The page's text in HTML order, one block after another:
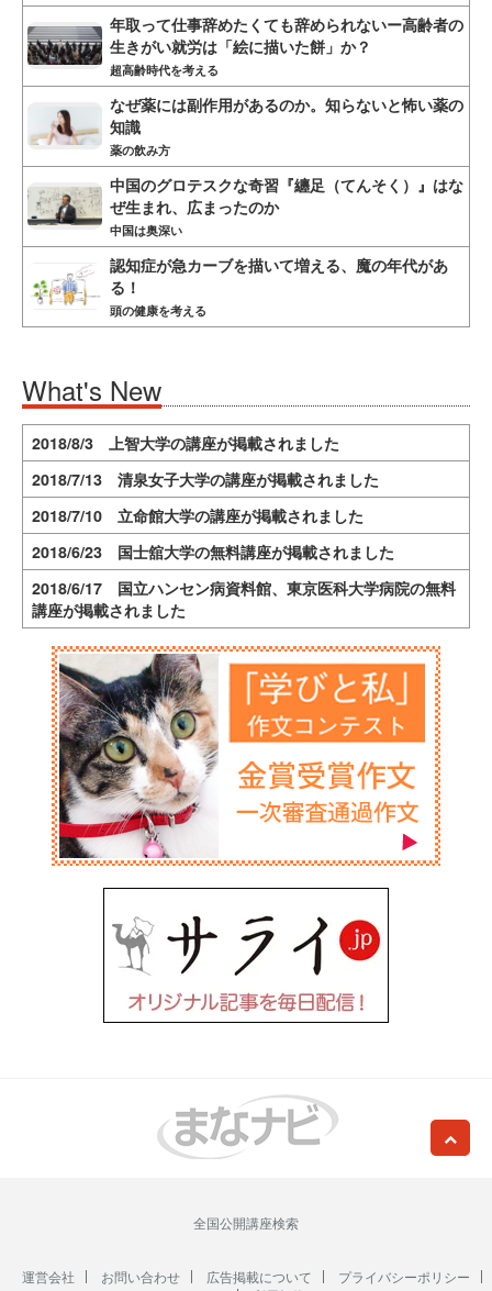
年取って仕事辞めたくても辞められないー高齢者の
生きがい就労は「絵に描いた餅」か？
超高齢時代を考える
なぜ薬には副作用があるのか。知らないと怖い薬の
知識
薬の飲み方
中国のグロテスクな奇習『纏足（てんそく）』はな
ぜ生まれ、広まったのか
中国は奥深い
認知症が急カーブを描いて増える、魔の年代があ
る！
頭の健康を考える
What's New
2018/8/3 上智大学の講座が掲載されました
2018/7/13 清泉女子大学の講座が掲載されました
2018/7/10 立命館大学の講座が掲載されました
2018/6/23 国士舘大学の無料講座が掲載されました
2018/6/17 国立ハンセン病資料館、東京医科大学病院の無料
講座が掲載されました
全国公開講座検索
運営会社 お問い合わせ 広告掲載について
プライバシーポリシー